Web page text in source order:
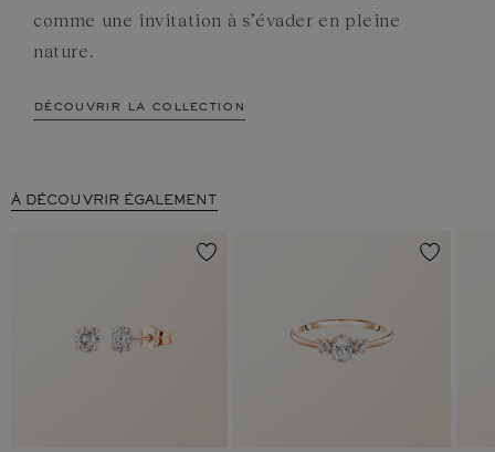
comme une invitation à s’évader en pleine
nature.
découvrir la collection
À DÉCOUVRIR ÉGALEMENT